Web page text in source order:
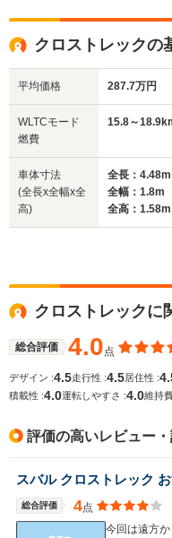
クロストレックの
平均価格 287.7万円
WLTCモード
燃費
15.8～
車体寸法
(全長x全幅x全
高)
全長：4.48m
全幅：1.8m
全高：1.58m
クロストレックに
総合評価 4.0 点
デザイン :4.5走行性 :4.5居住性 :
積載性 :4.0運転しやすさ :4.0維持
評価の高いレビュー・
スバル クロストレック
総合評価 4点
今回は遠方